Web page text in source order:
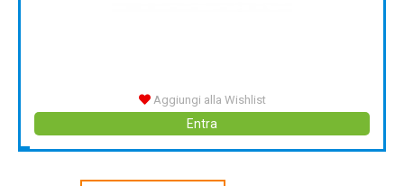
Aggiungi alla Wishlist
Entra